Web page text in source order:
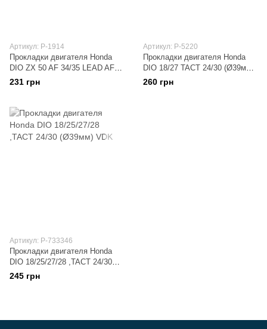
Артикул: P-1914
Прокладки двигателя Honda
DIO ZX 50 AF 34/35 LEAD AF48
(d40.00mm) SHANGZHI
231 грн
Артикул: P-5220
Прокладки двигателя Honda
DIO 18/27 TACT 24/30 (Ø39мм)
MANLE
260 грн
Артикул: P-733346
Прокладки двигателя Honda
DIO 18/25/27/28 ,TACT 24/30
(Ø39мм) VDK
245 грн